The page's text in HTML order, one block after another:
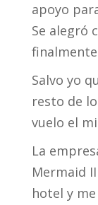
apoyo
Se alegró
Salvo yo
resto de
vuelo el
La
Mermaid
hotel y